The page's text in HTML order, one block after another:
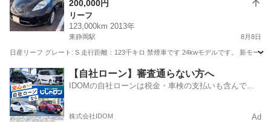
200,000円
リーフ
123,000km 2013年
東静岡駅 8月8日
日産リーフ グレート: S 走行距離：123千キロ 禁煙車です 24kwモデルです。 新モー
静岡 静岡市 東静岡駅 リーフ
【自社ローン】審査通らない方へ
IDOMの自社ローンは税金・車検の支払いも含んでい
株式会社IDOM Ad